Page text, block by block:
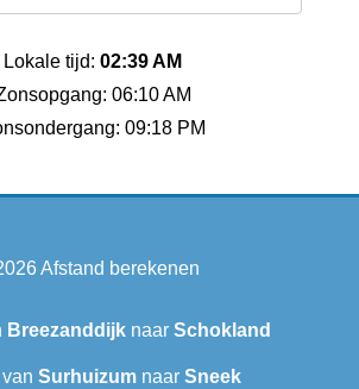
Lokale tijd: 02:39 AM
06:10 AM
09:18 PM
Afstand berekenen
Breezanddijk naar Schokland
Surhuizumnaar Sneek‎